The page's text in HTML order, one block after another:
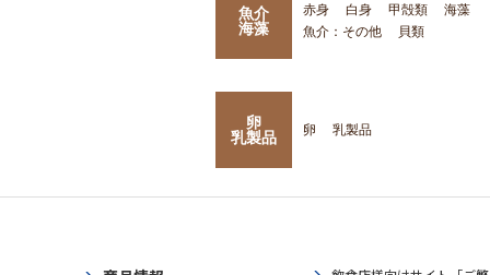
魚介
海藻
赤身 白身 甲殻類
海藻
魚介：その他
貝類
卵
乳製品
卵 乳製品